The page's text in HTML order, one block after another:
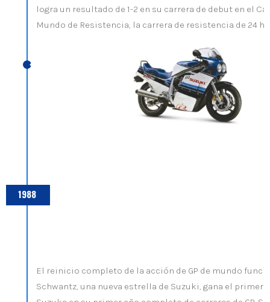
logra un resultado de 1-2 en su carrera de debut en el
Mundo de Resistencia, la carrera de resistencia de 24
1988
El reinicio completo de la acción de GP de mundo
Schwantz, una nueva estrella de Suzuki, gana el primer